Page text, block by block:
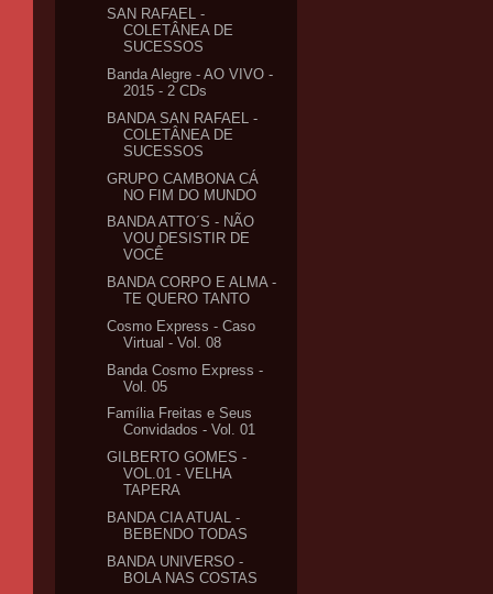
SAN RAFAEL -
COLETÂNEA DE
SUCESSOS
Banda Alegre - AO VIVO -
2015 - 2 CDs
BANDA SAN RAFAEL -
COLETÂNEA DE
SUCESSOS
GRUPO CAMBONA CÁ
NO FIM DO MUNDO
BANDA ATTO´S - NÃO
VOU DESISTIR DE
VOCÊ
BANDA CORPO E ALMA -
TE QUERO TANTO
Cosmo Express - Caso
Virtual - Vol. 08
Banda Cosmo Express -
Vol. 05
Família Freitas e Seus
Convidados - Vol. 01
GILBERTO GOMES -
VOL.01 - VELHA
TAPERA
BANDA CIA ATUAL -
BEBENDO TODAS
BANDA UNIVERSO -
BOLA NAS COSTAS